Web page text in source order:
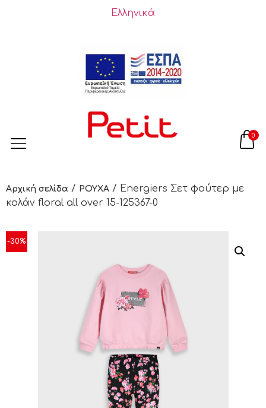
Ελληνικά
0
Αρχική σελίδα / ΡΟΥΧΑ / Energiers Σετ φούτερ με
κολάν floral all over 15-125367-0
-30%